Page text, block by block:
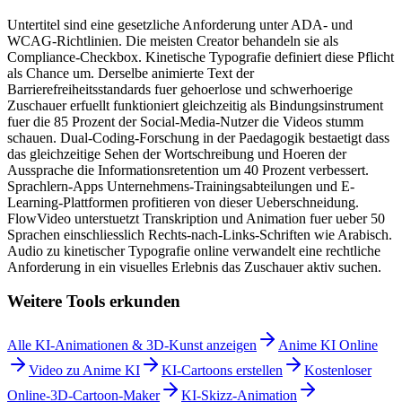
Untertitel sind eine gesetzliche Anforderung unter ADA- und
WCAG-Richtlinien. Die meisten Creator behandeln sie als
Compliance-Checkbox. Kinetische Typografie definiert diese Pflicht
als Chance um. Derselbe animierte Text der
Barrierefreiheitsstandards fuer gehoerlose und schwerhoerige
Zuschauer erfuellt funktioniert gleichzeitig als Bindungsinstrument
fuer die 85 Prozent der Social-Media-Nutzer die Videos stumm
schauen. Dual-Coding-Forschung in der Paedagogik bestaetigt dass
das gleichzeitige Sehen der Wortschreibung und Hoeren der
Aussprache die Informationsretention um 40 Prozent verbessert.
Sprachlern-Apps Unternehmens-Trainingsabteilungen und E-
Learning-Plattformen profitieren von dieser Ueberschneidung.
FlowVideo unterstuetzt Transkription und Animation fuer ueber 50
Sprachen einschliesslich Rechts-nach-Links-Schriften wie Arabisch.
Audio zu kinetischer Typografie online verwandelt eine rechtliche
Anforderung in ein visuelles Erlebnis das Zuschauer aktiv suchen.
Weitere Tools erkunden
Alle KI-Animationen & 3D-Kunst anzeigen
Anime KI Online
Video zu Anime KI
KI-Cartoons erstellen
Kostenloser
Online-3D-Cartoon-Maker
KI-Skizz-Animation